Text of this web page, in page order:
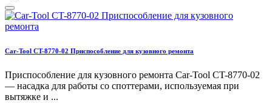
Car-Tool CT-8770-02 Приспособление для кузовного ремонта
Приспособление для кузовного ремонта Car-Tool CT-8770-02
— насадка для работы со споттерами, используемая при
вытяжке и ...